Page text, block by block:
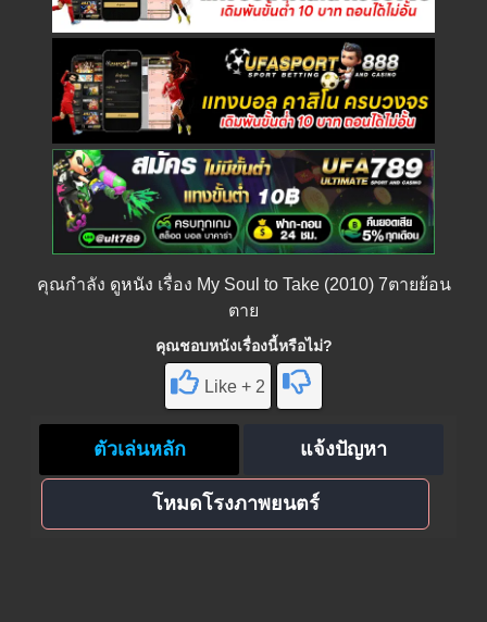
คุณกำลัง ดูหนัง เรื่อง My Soul to Take (2010) 7ตายย้อน
ตาย
คุณชอบหนังเรื่องนี้หรือไม่?
Like + 2
ตัวเล่นหลัก แจ้งปัญหา
โหมดโรงภาพยนตร์